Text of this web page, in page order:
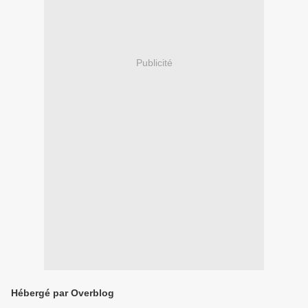
Publicité
Hébergé par Overblog